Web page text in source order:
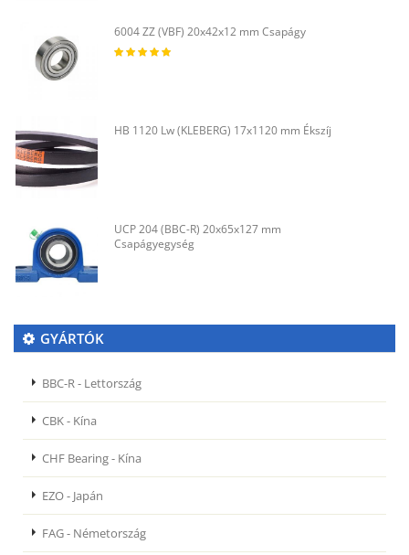
6004 ZZ (VBF) 20x42x12 mm Csapágy
HB 1120 Lw (KLEBERG) 17x1120 mm Ékszíj
UCP 204 (BBC-R) 20x65x127 mm
Csapágyegység
GYÁRTÓK
BBC-R - Lettország
CBK - Kína
CHF Bearing - Kína
EZO - Japán
FAG - Németország